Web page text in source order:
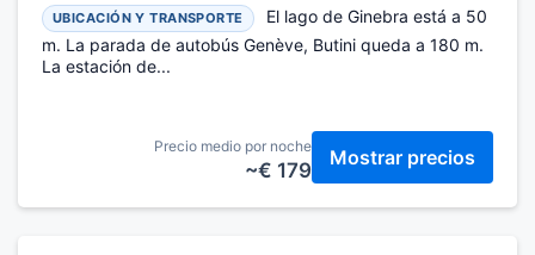
UBICACIÓN Y TRANSPORTE
El lago de Ginebra está a 50
m. La parada de autobús Genève, Butini queda a 180 m.
La estación de...
Precio medio por noche
~€ 179
Mostrar precios